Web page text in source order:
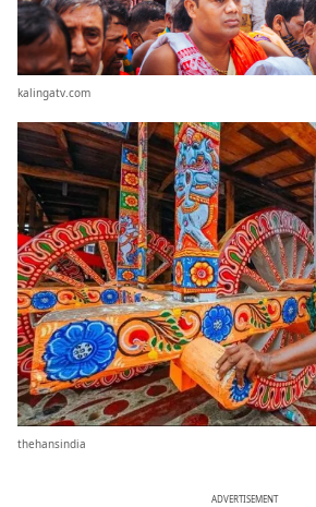
kalingatv.com
thehansindia
ADVERTISEMENT